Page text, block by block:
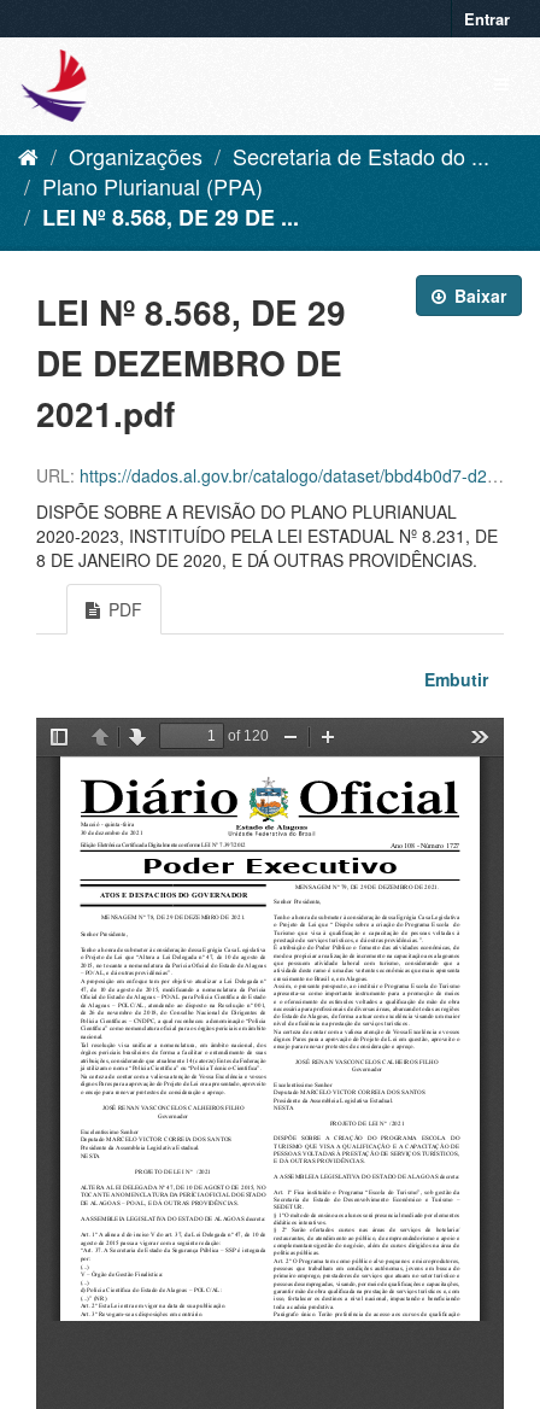
Entrar
Organizações
Secretaria de Estado do ...
Plano Plurianual (PPA)
LEI Nº 8.568, DE 29 DE ...
Baixar
LEI Nº 8.568, DE 29
DE DEZEMBRO DE
2021.pdf
URL: https://dados.al.gov.br/catalogo/dataset/bbd4b0d7-d24c-4560-8f9d-4c47cdf99512/resource/a66d5b84-8ae2-4846-ac9a-82c84cc0649a/download/lei-n-8.568-de-29-de-dezembro-de-2021.pdf
DISPÕE SOBRE A REVISÃO DO PLANO PLURIANUAL
2020-2023, INSTITUÍDO PELA LEI ESTADUAL Nº 8.231, DE
8 DE JANEIRO DE 2020, E DÁ OUTRAS PROVIDÊNCIAS.
PDF
Embutir